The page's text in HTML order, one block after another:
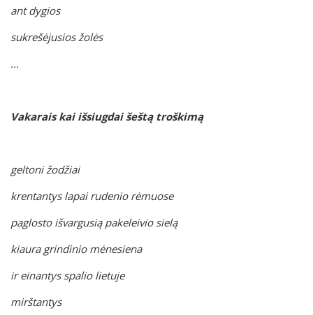
ant dygios
sukrešėjusios žolės
...
Vakarais kai išsiugdai šeštą troškimą
geltoni žodžiai
krentantys lapai rudenio rėmuose
paglosto išvargusią pakeleivio sielą
kiaura grindinio mėnesiena
ir einantys spalio lietuje
mirštantys